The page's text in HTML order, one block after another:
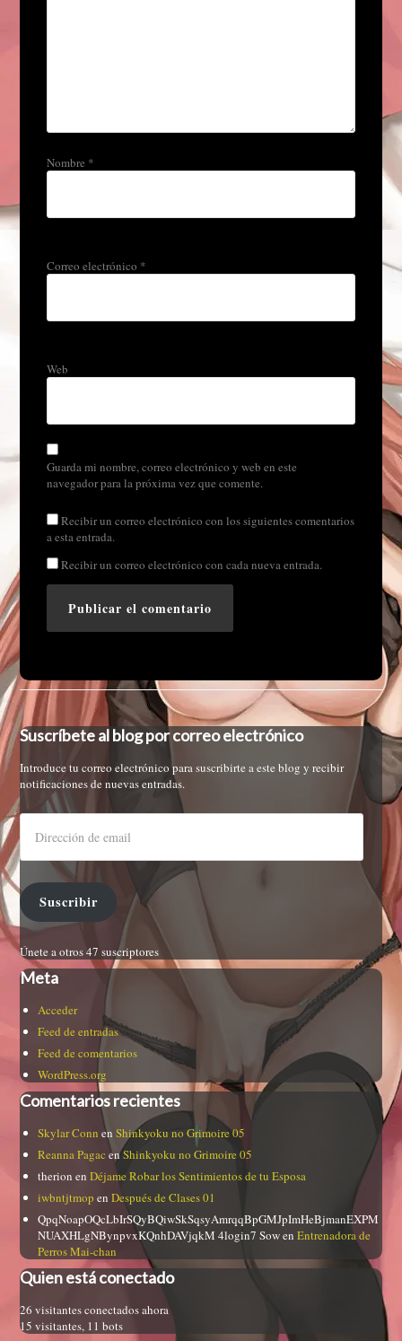
Nombre *
Correo electrónico *
Web
Guarda mi nombre, correo electrónico y web en este
navegador para la próxima vez que comente.
Recibir un correo electrónico con los siguientes comentarios
a esta entrada.
Recibir un correo electrónico con cada nueva entrada.
Suscríbete al blog por correo electrónico
Introduce tu correo electrónico para suscribirte a este blog y recibir
notificaciones de nuevas entradas.
Suscribir
Únete a otros 47 suscriptores
Meta
Acceder
Feed de entradas
Feed de comentarios
WordPress.org
Comentarios recientes
Skylar Conn enShinkyoku no Grimoire 05
Reanna Pagac enShinkyoku no Grimoire 05
therion enDéjame Robar los Sentimientos de tu Esposa
iwbntjtmop enDespués de Clases 01
QpqNoapOQcLbIrSQyBQiwSkSqsyAmrqqBpGMJpImHeBjmanEXPM
NUAXHLgNBynpvxKQnhDAVjqkM 4login7 SowenEntrenadora de
Perros Mai-chan
Quien está conectado
26 visitantes conectados ahora
15 visitantes, 11 bots